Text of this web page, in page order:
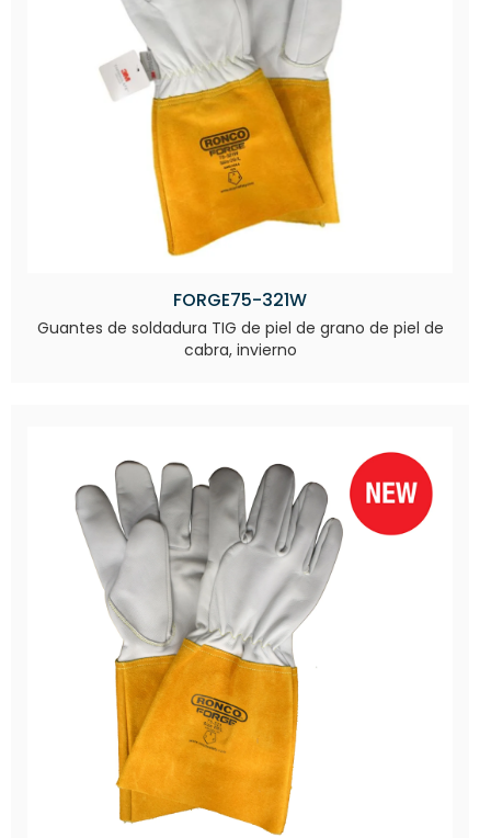
FORGE75-321W
Guantes de soldadura TIG de piel de grano de piel de
cabra, invierno